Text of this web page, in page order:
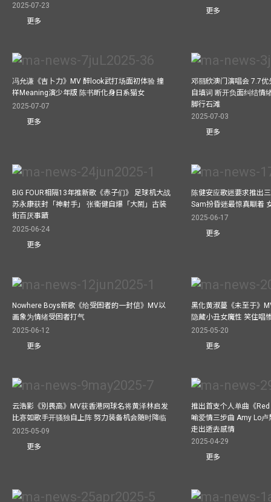
2025-07-23
更多
更多
冯允谦《吉卜力》MV 醉look武打场面初体验 撞
样Meaning演少年版 陈书昕化身日系猫女
2025-07-07
更多
邓丽欣澳门演唱会 7.7
自填词 断开负面纠结情
脚行石滩
2025-07-03
更多
BIG FOUR相隔13年推新歌《赤子们》 足球机大战
苏永康获封「神射手」 张衞健自爆「大鬧」古装
街百厌事蹟
2025-06-24
更多
陈健安应歌迷要求推出
Sam扮昏迷最惊真瞓着
2025-06-17
更多
Nowhere Boys新歌《给受困者的一封信》MV以
画象为情绪受困者打气
2025-06-12
更多
黑化黄淑蔓《未至于》
隐藏小丑女魔性 笑住唱
2025-05-20
更多
云浩影《別畏高》MV获香港网球名将黄泽林启发
比赛如歌手开骚独自上阵 努力装备机会随时降临
2025-05-09
更多
推出首支个人单曲《
喻爱情三步曲 Amy Lo
走出逝去感情
2025-04-29
更多